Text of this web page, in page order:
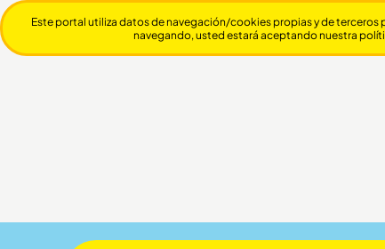
Este portal utiliza datos de navegación/cookies propias y de
navegando, usted estará aceptando nuestra